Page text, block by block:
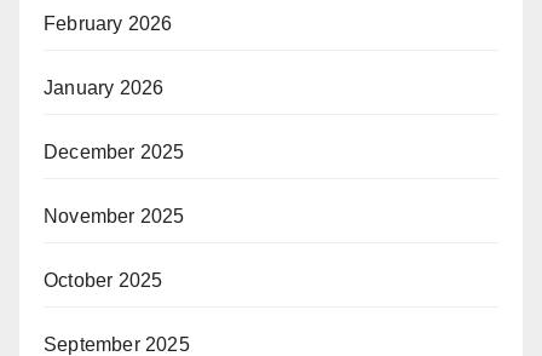
February 2026
January 2026
December 2025
November 2025
October 2025
September 2025